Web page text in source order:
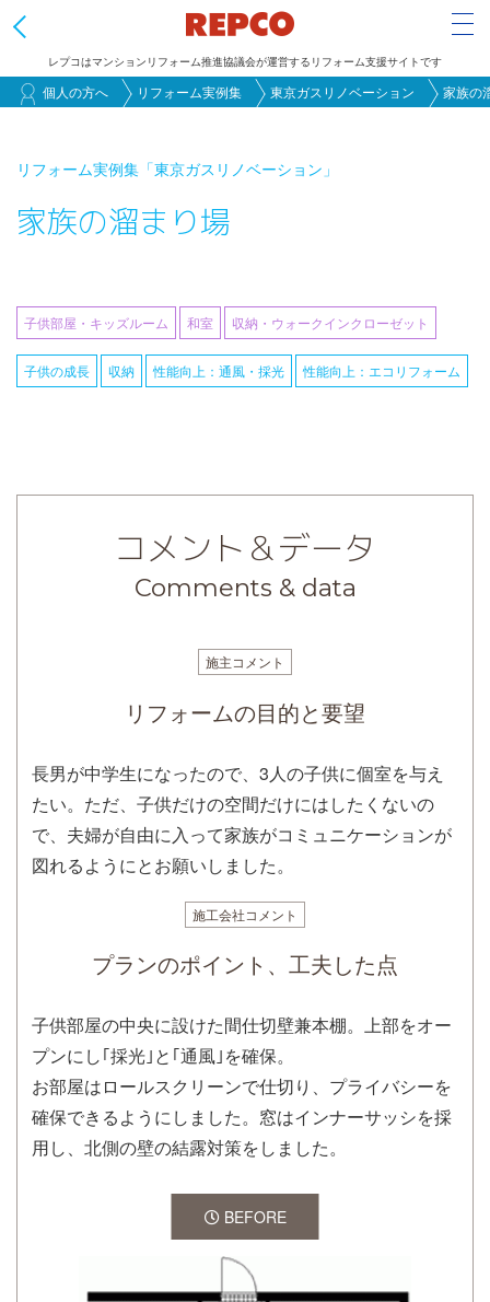
ツ
に
レプコはマンションリフォーム推進協議会が運営するリフォーム支援サイトです
個人の方へ リフォーム実例集 東京ガスリノベーション 家族の
リフォーム実例集 「東京ガスリノベーション」
家族の溜まり場
子供の成長 収納 性能向上：通風・採光 性能向上：エコリフォーム
子供部屋・キッズルーム 和室 収納・ウォークインクローゼット
コメント＆データ
Comments & data
施主コメント
リフォームの目的と要望
長男が中学生になったので、3人の子供に個室を与え
たい。ただ、子供だけの空間だけにはしたくないの
で、夫婦が自由に入って家族がコミュニケーションが
図れるようにとお願いしました。
施工会社コメント
プランのポイント、工夫した点
子供部屋の中央に設けた間仕切壁兼本棚。上部をオー
プンにし｢採光｣と｢通風｣を確保。
お部屋はロールスクリーンで仕切り、プライバシーを
確保できるようにしました。窓はインナーサッシを採
用し、北側の壁の結露対策をしました。
BEFORE